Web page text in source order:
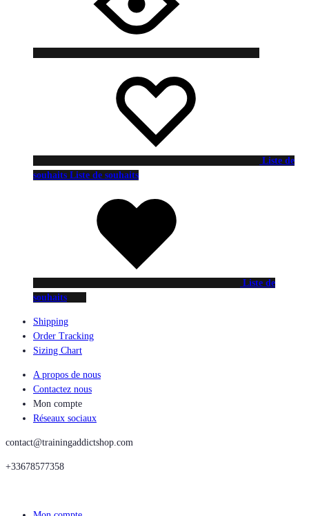
Liste de
souhaits Liste de souhaits
Liste de
souhaits
Shipping
Order Tracking
Sizing Chart
A propos de nous
Contactez nous
Mon compte
Réseaux sociaux
contact@trainingaddictshop.com
+33678577358